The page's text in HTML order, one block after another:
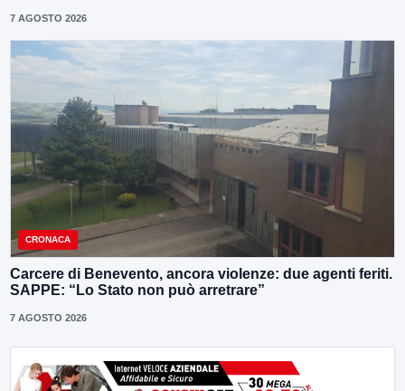
7 AGOSTO 2026
CRONACA
Carcere di Benevento, ancora violenze: due agenti feriti.
SAPPE: “Lo Stato non può arretrare”
7 AGOSTO 2026